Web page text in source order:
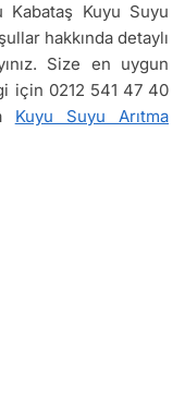
Kabataş Kuyu Suyu
hakkında detaylı
Size en uygun
için 0212 541 47 40
Kuyu Suyu Arıtma